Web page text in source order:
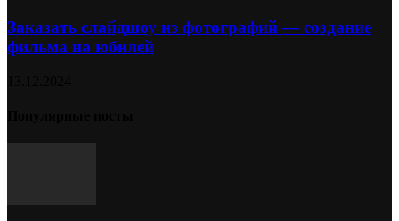
Заказать слайдшоу из фотографий — создание
фильма на юбилей